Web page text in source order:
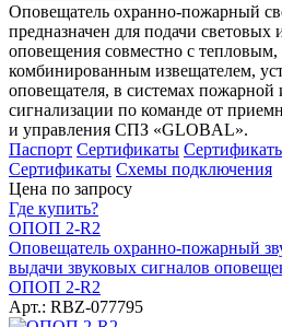
Оповещатель охранно-пожарный
предназначен для подачи световых
оповещения совместно с
комбинированным извещателем,
оповещателя, в системах
сигнализации по команде от
и управления СПЗ «GLOBAL».
Паспорт Сертификаты
Сертификаты Схемы подключения
Цена по запросу
Где купить?
ОПОП 2-R2
Оповещатель охранно-пожарный
выдачи звуковых сигналов
ОПОП 2-R2
Арт.: RBZ-077795